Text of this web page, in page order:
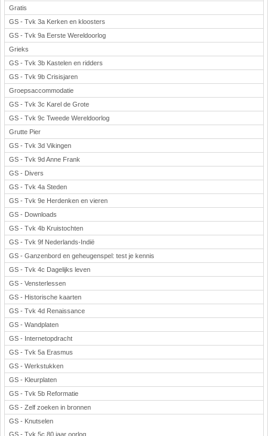
Gratis
GS - Tvk 3a Kerken en kloosters
GS - Tvk 9a Eerste Wereldoorlog
Grieks
GS - Tvk 3b Kastelen en ridders
GS - Tvk 9b Crisisjaren
Groepsaccommodatie
GS - Tvk 3c Karel de Grote
GS - Tvk 9c Tweede Wereldoorlog
Grutte Pier
GS - Tvk 3d Vikingen
GS - Tvk 9d Anne Frank
GS - Divers
GS - Tvk 4a Steden
GS - Tvk 9e Herdenken en vieren
GS - Downloads
GS - Tvk 4b Kruistochten
GS - Tvk 9f Nederlands-Indië
GS - Ganzenbord en geheugenspel: test je kennis
GS - Tvk 4c Dagelijks leven
GS - Vensterlessen
GS - Historische kaarten
GS - Tvk 4d Renaissance
GS - Wandplaten
GS - Internetopdracht
GS - Tvk 5a Erasmus
GS - Werkstukken
GS - Kleurplaten
GS - Tvk 5b Reformatie
GS - Zelf zoeken in bronnen
GS - Knutselen
GS - Tvk 5c 80 jaar oorlog